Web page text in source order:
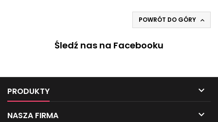
POWRÓT DO GÓRY 
Śledź nas na Facebooku
PRODUKTY 
NASZA FIRMA 